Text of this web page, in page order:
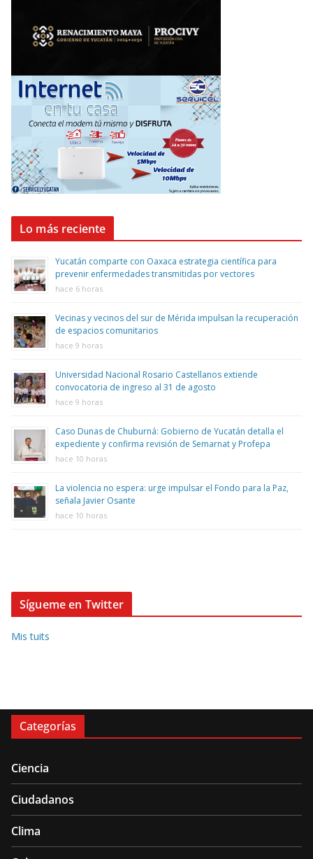
Lo más reciente
Yucatán comparte con Oaxaca estrategia científica para
prevenir enfermedades transmitidas por vectores
hace 6 horas
Vecinas y vecinos del sur de Mérida impulsan la recuperación
de espacios comunitarios
hace 9 horas
Universidad Nacional Rosario Castellanos extiende
convocatoria de ingreso al 31 de agosto
hace 9 horas
Caso Dunas de Chuburná: Gobierno de Yucatán detalla el
expediente y confirma revisión de Semarnat y Profepa
hace 10 horas
La violencia no espera: urge impulsar el Fondo para la Paz,
señala Javier Osante
hace 10 horas
Sígueme en Twitter
Mis tuits
Categorías
Ciencia
Ciudadanos
Clima